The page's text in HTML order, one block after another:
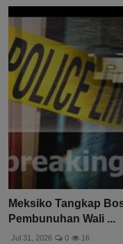
Meksiko Tangkap
Pembunuhan Wali ...
Jul 31, 2026 0 16